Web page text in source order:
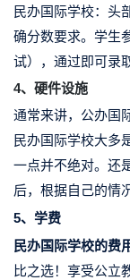
民办国际学校： 头
确分数要求。学生
试），通过即可录
4、硬件设施
通常来讲，公办国
民办国际学校大多
一点并不绝对。还
后，根据自己的情
5、学费
民办国际学校的费
比之选！享受公立